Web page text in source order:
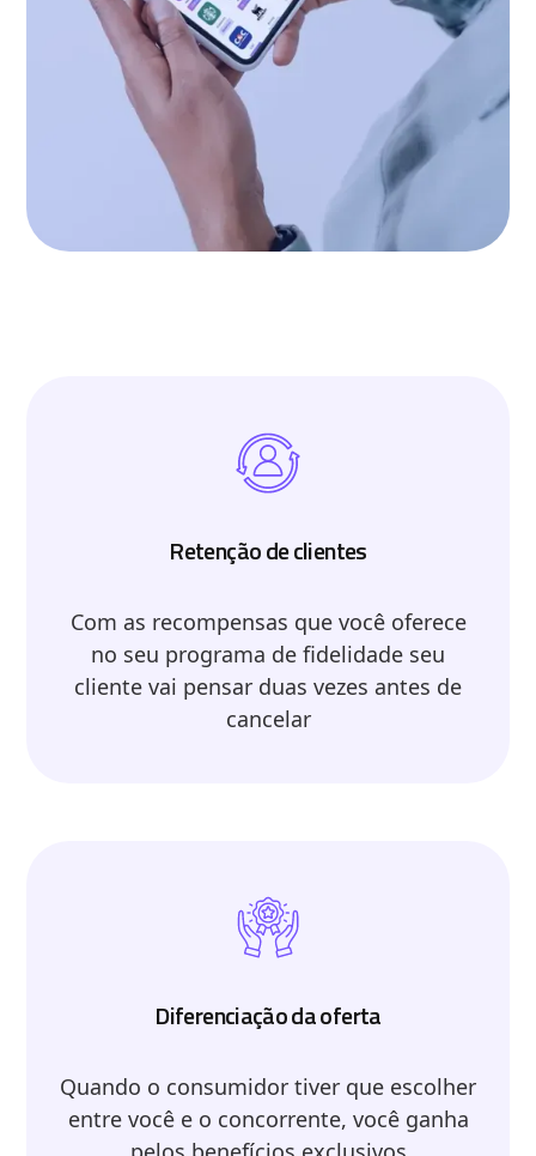
Retenção de clientes
Com as recompensas que você oferece
no seu programa de fidelidade seu
cliente vai pensar duas vezes antes de
cancelar
Diferenciação da oferta
Quando o consumidor tiver que escolher
entre você e o concorrente, você ganha